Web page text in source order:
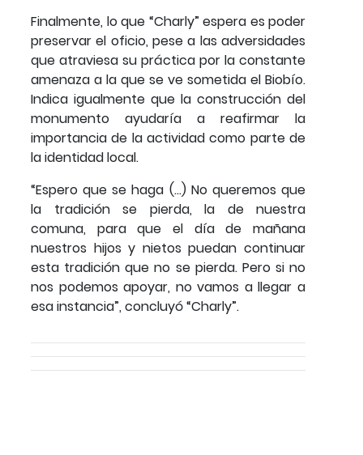
Finalmente, lo que “Charly” espera es poder
preservar el oficio, pese a las adversidades
que atraviesa su práctica por la constante
amenaza a la que se ve sometida el Biobío.
Indica igualmente que la construcción del
monumento ayudaría a reafirmar la
importancia de la actividad como parte de
la identidad local.
“Espero que se haga (…) No queremos que
la tradición se pierda, la de nuestra
comuna, para que el día de mañana
nuestros hijos y nietos puedan continuar
esta tradición que no se pierda. Pero si no
nos podemos apoyar, no vamos a llegar a
esa instancia”, concluyó “Charly”.